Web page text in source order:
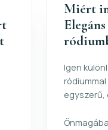
Miért
Igen
egyszerű,